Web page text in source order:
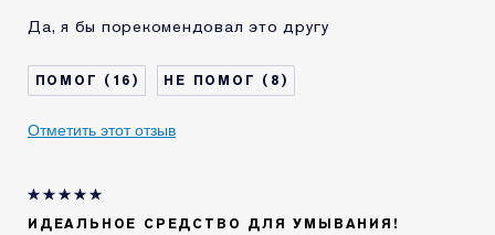
Тип кожи
Нормальная / комбинированная
Проблема кожи
Лифтинг / Подтяжка
КАК ДАВНО ВЫ
КОМЕТИКОЙ ESTEE
5-10 лет
Я получал(-а)
миниатюру этого
продукта
Да, я бы порекомендовал это другу
16 8
Отметить этот отзыв
ИДЕАЛЬНОЕ СРЕДСТВО ДЛЯ УМЫВАНИЯ!